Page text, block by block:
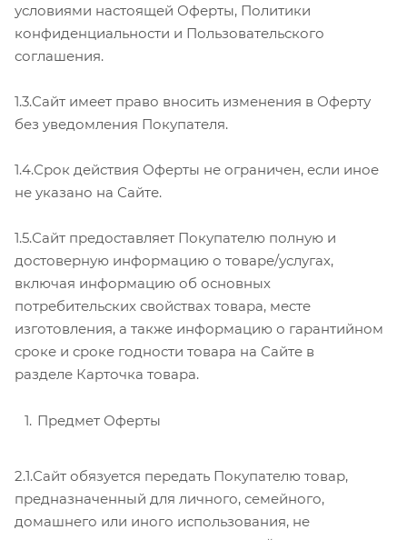
условиями настоящей Оферты, Политики
конфиденциальности и Пользовательского
соглашения.
1.3.Сайт имеет право вносить изменения в Оферту
без уведомления Покупателя.
1.4.Срок действия Оферты не ограничен, если иное
не указано на Сайте.
1.5.Сайт предоставляет Покупателю полную и
достоверную информацию о товаре/услугах,
включая информацию об основных
потребительских свойствах товара, месте
изготовления, а также информацию о гарантийном
сроке и сроке годности товара на Сайте в
разделе Карточка товара.
Предмет Оферты
2.1.Сайт обязуется передать Покупателю товар,
предназначенный для личного, семейного,
домашнего или иного использования, не